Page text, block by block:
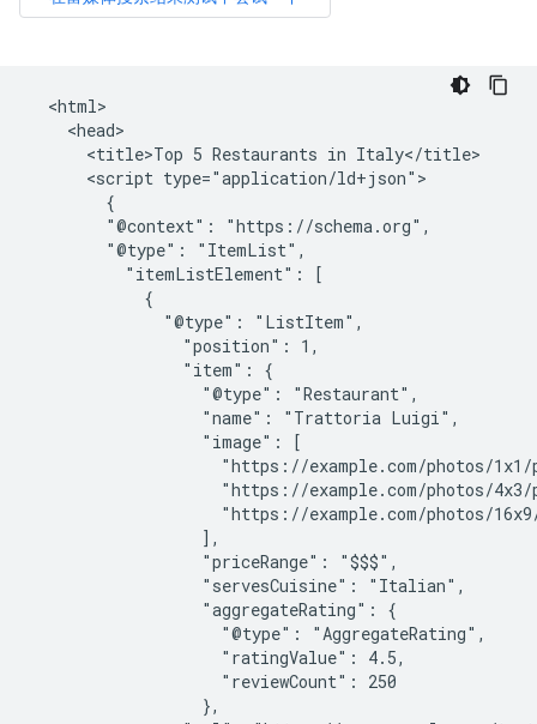
  <html>
    <head>
      <title>Top 5 Restaurants in Italy</title>
      <script type="application/ld+json">
        {
        "@context": "https://schema.org",
        "@type": "ItemList",
          "itemListElement": [
            {
              "@type": "ListItem",
                "position": 1,
                "item": {
                  "@type": "Restaurant",
                  "name": "Trattoria Luigi",
                  "image": [
"https://example.com/photos/
"https://example.com/photos/
"https://example.com/photos/
                  ],
                  "priceRange": "$$$",
                  "servesCuisine": "Italian",
                  "aggregateRating": {
                    "@type": "AggregateRating",
                    "ratingValue": 4.5,
                    "reviewCount": 250
                  },